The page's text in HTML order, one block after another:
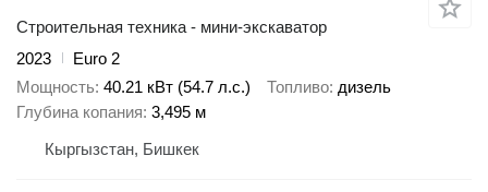
Строительная техника - мини-экскаватор
2023
Euro 2
Мощность 40.21 кВт (54.7 л.с.) Топливо дизель
Глубина копания 3,495 м
Кыргызстан, Бишкек